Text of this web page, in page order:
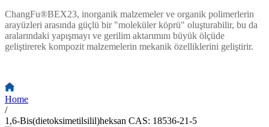
ChangFu®BEX23, inorganik malzemeler ve organik polimerlerin
arayüzleri arasında güçlü bir "moleküler köprü" oluşturabilir, bu da
aralarındaki yapışmayı ve gerilim aktarımını büyük ölçüde
geliştirerek kompozit malzemelerin mekanik özelliklerini geliştirir.
Home
/
1,6-Bis(dietoksimetilsilil)heksan CAS: 18536-21-5